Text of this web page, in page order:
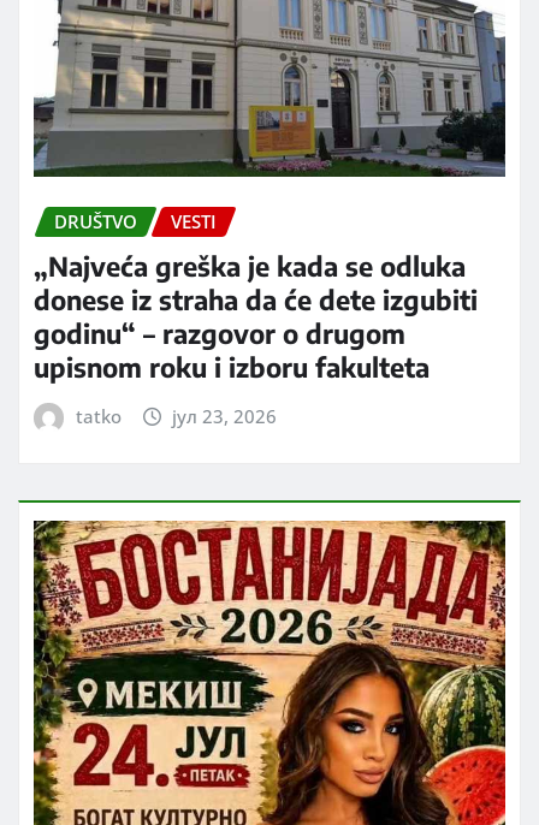
DRUŠTVO VESTI
„Najveća greška je kada se odluka
donese iz straha da će dete izgubiti
godinu“ – razgovor o drugom
upisnom roku i izboru fakulteta
tatko јул 23, 2026